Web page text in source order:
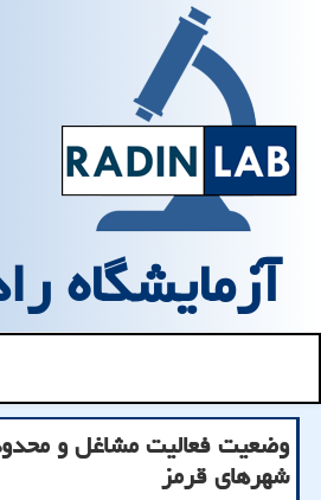
آزمایشگاه
وضعیت فعالیت مشاغل و
شهرهای قرمز